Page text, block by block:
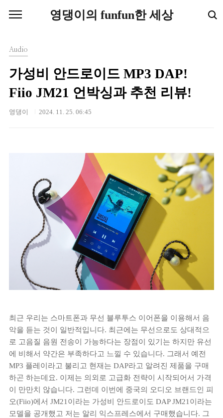
영댕이의 funfun한 세상
Audio
가성비 안드로이드 MP3 DAP!
Fiio JM21 언박싱과 추천 리뷰!
영댕이 2024. 11. 25. 06:45
최근 우리는 스마트폰과 무선 블루투스 이어폰을 이용해서 음
악을 듣는 것이 일반적입니다. 최근에는 무선으로도 상대적으
로 고음질 음원 전송이 가능하다는 장점이 있기는 하지만 유선
에 비해서 약간은 부족하다고 느낄 수 있습니다. 그래서 예전
MP3 플레이라고 불리고 현재는 DAP라고 알려진 제품을 구매
하곤 하는데요. 이제는 의외로 고급화 전략이 시작되어서 가격
이 만만치 않습니다. 그런데 이번에 중국의 오디오 브랜드인 피
오(Fiio)에서 JM21이라는 가성비 안드로이도 DAP JM21이라는
모델을 공개했고 저는 알리 익스프레스에서 구매했습니다. 그